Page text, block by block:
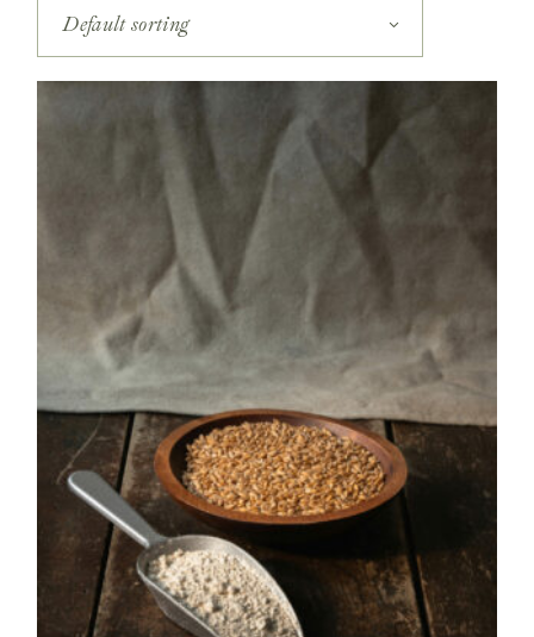
Default sorting